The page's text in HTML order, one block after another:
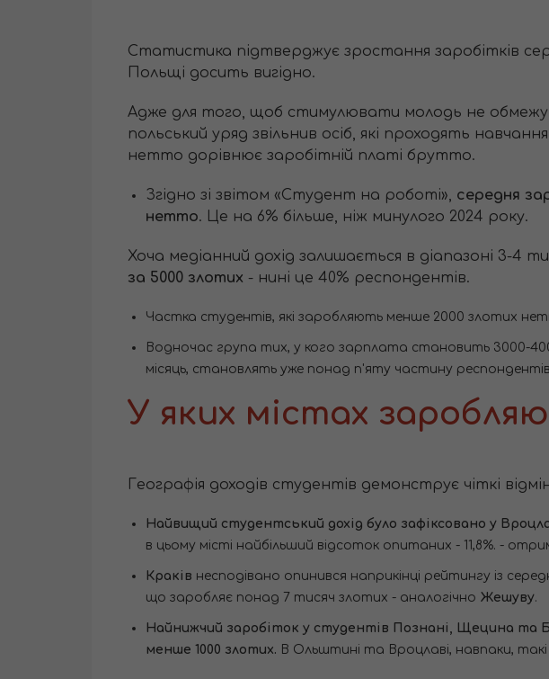
Статистика підтверджує зростання заробітків
Польщі досить вигідно.
Адже для того, щоб стимулювати молодь не
польський уряд звільнив осіб, які проходять
нетто дорівнює заробітній платі брутто.
Згідно зі звітом «Студент на роботі», середня
нетто. Це на 6% більше, ніж минулого 2024 року.
Хоча медіанний дохід залишається в діапазоні 3-4
за 5000 злотих - нині це 40% респондентів.
Частка студентів, які заробляють менше 2000 злотих
Водночас група тих, у кого зарплата становить 3000-
місяць, становлять уже понад п'яту частину
У яких містах
Географія доходів студентів демонструє чіткі
Найвищий студентський дохід було зафіксовано у
в цьому місті найбільший відсоток опитаних - 11,8%. -
Краків несподівано опинився наприкінці рейтингу із
що заробляє понад 7 тисяч злотих - аналогічно Жешуву.
Найнижчий заробіток у студентів Познані, Щецина та
менше 1000 злотих. В Ольштині та Вроцлаві, навпаки, такі